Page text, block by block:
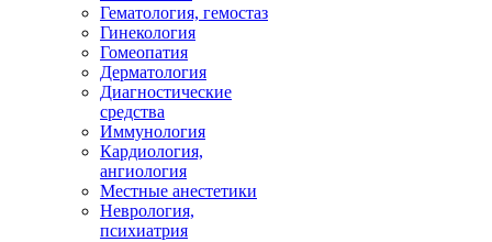
Гематология, гемостаз
Гинекология
Гомеопатия
Дерматология
Диагностические
средства
Иммунология
Кардиология,
ангиология
Местные анестетики
Неврология,
психиатрия